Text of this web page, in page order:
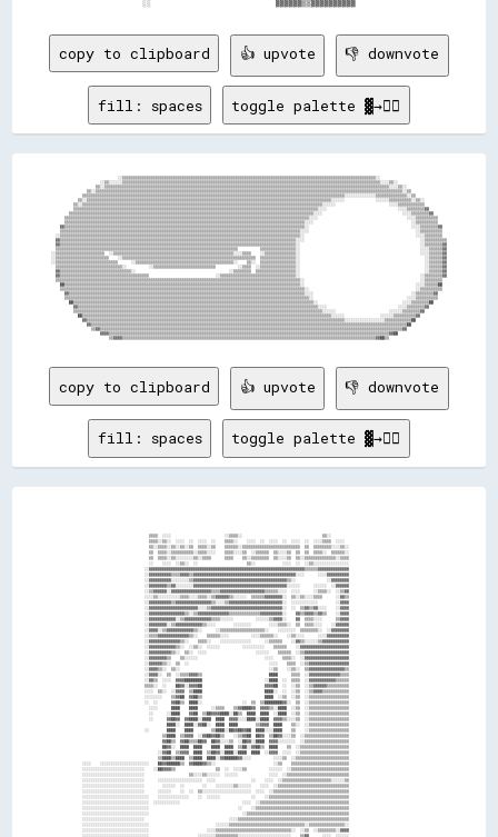
copy to clipboard 👍 upvote 👎 downvote
fill: spaces toggle palette ▓→✊🏽
          ▒▒▒▒▒▒▒▒▒▒▒▒▒▒▒▒▒▒▒▒▒▒▒▒▒▒▒▒▒▒▒▒▒▒▒▒▒▒▒▒▒▒▒▒▒▒▒▒▒▒▒▒▒▒▒▒▒▒▒▒▒▒▒▒▒▒▒▒▒▒▒▒▒▒▒▒▒▒▒▒▒▒▒▒▒▒▒▒▒▒▒▒▒▒▒▒▒▒▒▒▒▒▒▒▒▒▒▒▒▒░░░░                                ░░░░▒▒▒▒▒▒▒▒▓▓
        ▒▒▒▒▒▒▒▒▒▒▒▒▒▒▒▒▒▒▒▒▒▒▒▒▒▒▒▒▒▒▒▒▒▒▒▒▒▒▒▒▒▒▒▒▒▒▒▒▒▒▒▒▒▒▒▒▒▒▒▒▒▒▒▒▒▒▒▒▒▒▒▒▒▒▒▒▒▒▒▒▒▒▒▒▒▒▒▒▒▒▒▒▒▒▒▒▒▒▒▒▒▒▒▒▒▒▒▒▒▒░░░░                                    ░░░░▒▒▒▒▒▒▒▒▓▓
    ▓▓▒▒▒▒▒▒▒▒▒▒▒▒▒▒▒▒▒▒▒▒▒▒▒▒▒▒▒▒▒▒▒▒▒▒▒▒▒▒▒▒▒▒▒▒▒▒▒▒▒▒▒▒▒▒▒▒▒▒▒▒▒▒▒▒▒▒▒▒▒▒▒▒▒▒▒▒▒▒▒▒▒▒▒▒▒▒▒▒▒▒▒▒▒▒▒▒▒▒▒▒▒▒▒▒▒▒▒▒░░                                              ░░░░▒▒▒▒▒▒▒▒▓▓
  ▓▓▒▒▒▒▒▒▒▒▒▒▒▒▒▒▒▒▒▒▒▒▒▒▒▒▒▒▒▒▒▒▒▒▒▒▒▒▒▒▒▒▒▒▒▒▒▒▒▒▒▒▒▒▒▒▒▒▒▒▒▒▒▒▒▒▒▒▒▒▒▒▒▒▒▒▒▒▒▒▒▒▒▒▒▒▒▒▒▒▒▒▒▒▒▒▒▒▒▒▒▒▒▒▒▒▒▒░░░░                                                    ░░▒▒▒▒▒▒▒▒▒▒
  ▓▓▒▒▒▒▒▒▒▒▒▒▒▒▒▒▒▒▒▒▒▒▒▒▒▒▒▒▒▒▒▒▒▒▒▒▒▒▒▒▒▒▒▒▒▒▒▒▒▒▒▒▒▒▒▒▒▒▒▒▒▒▒▒▒▒▒▒▒▒▒▒▒▒▒▒▒▒▒▒▒▒▒▒▒▒▒▒▒▒▒▒▒▒▒▒▒▒▒▒▒▒▒▒▒▒▒▒░░                                                      ░░▒▒▒▒▒▒▒▒▓▓
  ▒▒▒▒▒▒▒▒▒▒▒▒▒▒▒▒▒▒▒▒▒▒▒▒▒▒▒▒▒▒▒▒▒▒▒▒▒▒▒▒▒▒▒▒▒▒▒▒▒▒▒▒▒▒▒▒▒▒▒▒▒▒▒▒▒▒▒▒▒▒▒▒▒▒▒▒▒▒▒▒▒▒          ▒▒▒▒▒▒▒▒▒▒▒▒▒▒▒▒░░                                                      ░░░░▒▒▒▒▒▒▓▓
░░▒▒▒▒▒▒▒▒▒▒▒▒▒▒▒▒▒▒▒▒▒▒  ░░▒▒▒▒▒▒▒▒▒▒▒▒▒▒▒▒▒▒▒▒▒▒▒▒▒▒▒▒▒▒▒▒▒▒▒▒▒▒▒▒▒▒▒▒▒▒▒▒▒▒▒▒▒▒░░░░▒▒▒▒    ░░▒▒▒▒▒▒▒▒▒▒▒▒▒▒░░                                                      ░░░░▒▒▒▒▒▒▓▓
░░▒▒▒▒▒▒▒▒▒▒▒▒▒▒▒▒▒▒▒▒▒▒▒▒    ░░▒▒▒▒▒▒▒▒▒▒▒▒▒▒▒▒▒▒▒▒▒▒▒▒▒▒▒▒▒▒▒▒▒▒▒▒▒▒▒▒▒▒▒▒▒▒▒▒▒▒▒▒▒▒▒▒▒▒▒▒  ▒▒▒▒▒▒▒▒▒▒▒▒▒▒▒▒░░                                                        ░░▒▒▒▒▒▒▓▓
░░▒▒▒▒▒▒▒▒▒▒▒▒▒▒▒▒▒▒▒▒▒▒▒▒▒▒▒▒      ░░▒▒▒▒▒▒▒▒▒▒▒▒▒▒▒▒▒▒▒▒▒▒▒▒▒▒▒▒▒▒▒▒▒▒▒▒▒▒▒▒▒▒▒▒░░    ▒▒░░  ▒▒▒▒▒▒▒▒▒▒▒▒▒▒▒▒░░                                                        ░░▒▒▒▒▒▒▓▓
  ▒▒▒▒▒▒▒▒▒▒▒▒▒▒▒▒▒▒▒▒▒▒▒▒▒▒▒▒▒▒░░          ░░▒▒▒▒▒▒▒▒▒▒▒▒▒▒▒▒▒▒▒▒▒▒▒▒▒▒▒▒          ░░▒▒▒▒  ░░▒▒▒▒▒▒▒▒▒▒▒▒▒▒▒▒░░                                                        ░░▒▒▒▒▒▒▓▓
  ▓▓▒▒▒▒▒▒▒▒▒▒▒▒▒▒▒▒▒▒▒▒▒▒▒▒▒▒▒▒▒▒▒▒░░                                          ░░▒▒▒▒▒▒▒▒  ▒▒▒▒▒▒▒▒▒▒▒▒▒▒▒▒▒▒░░                                                        ░░▒▒▒▒▒▒▓▓
  ▓▓▒▒▒▒▒▒▒▒▒▒▒▒▒▒▒▒▒▒▒▒▒▒▒▒▒▒▒▒▒▒▒▒▒▒▒▒▒▒▒▒                              ░░▒▒▒▒▒▒▒▒▒▒▒▒▒▒▒▒▒▒▒▒▒▒▒▒▒▒▒▒▒▒▒▒▒▒░░                                                      ░░▒▒▒▒▒▒▒▒▓▓
    ██▒▒▒▒▒▒▒▒▒▒▒▒▒▒▒▒▒▒▒▒▒▒▒▒▒▒▒▒▒▒▒▒▒▒▒▒▒▒▒▒▒▒▒▒▒▒▒▒▒▒▒▒▒▒▒▒▒▒▒▒▒▒▒▒▒▒▒▒▒▒▒▒▒▒▒▒▒▒▒▒▒▒▒▒▒▒▒▒▒▒▒▒▒▒▒▒▒▒▒▒▒▒▒▒▒▒░░                                                  ░░░░▒▒▒▒▒▒██
      ▓▓▒▒▒▒▒▒▒▒▒▒▒▒▒▒▒▒▒▒▒▒▒▒▒▒▒▒▒▒▒▒▒▒▒▒▒▒▒▒▒▒▒▒▒▒▒▒▒▒▒▒▒▒▒▒▒▒▒▒▒▒▒▒▒▒▒▒▒▒▒▒▒▒▒▒▒▒▒▒▒▒▒▒▒▒▒▒▒▒▒▒▒▒▒▒▒▒▒▒▒▒▒▒▒▒▒▒░░░░                                            ░░▒▒▒▒▒▒▒▒▓▓
        ██▒▒▒▒▒▒▒▒▒▒▒▒▒▒▒▒▒▒▒▒▒▒▒▒▒▒▒▒▒▒▒▒▒▒▒▒▒▒▒▒▒▒▒▒▒▒▒▒▒▒▒▒▒▒▒▒▒▒▒▒▒▒▒▒▒▒▒▒▒▒▒▒▒▒▒▒▒▒▒▒▒▒▒▒▒▒▒▒▒▒▒▒▒▒▒▒▒▒▒▒▒▒▒▒▒▒▒▒░░                                      ░░░░▒▒▒▒▒▒▒▒██
          ▓▓▒▒▒▒▒▒▒▒▒▒▒▒▒▒▒▒▒▒▒▒▒▒▒▒▒▒▒▒▒▒▒▒▒▒▒▒▒▒▒▒▒▒▒▒▒▒▒▒▒▒▒▒▒▒▒▒▒▒▒▒▒▒▒▒▒▒▒▒▒▒▒▒▒▒▒▒▒▒▒▒▒▒▒▒▒▒▒▒▒▒▒▒▒▒▒▒▒▒▒▒▒▒▒▒▒▒▒▒░░░░                                ░░░░▒▒▒▒▒▒▒▒▓▓
          ▒▒▒▒▒▒▒▒▒▒▒▒▒▒▒▒▒▒▒▒▒▒▒▒▒▒▒▒▒▒▒▒▒▒▒▒▒▒▒▒▒▒▒▒▒▒▒▒▒▒▒▒▒▒▒▒▒▒▒▒▒▒▒▒▒▒▒▒▒▒▒▒▒▒▒▒▒▒▒▒▒▒▒▒▒▒▒▒▒▒▒▒▒▒▒▒▒▒▒▒▒▒▒▒▒▒▒▒▒▒▒▒░░░░░░                        ░░░░░░▒▒▒▒▒▒▒▒▓▓
            ██▒▒▒▒▒▒▒▒▒▒▒▒▒▒▒▒▒▒▒▒▒▒▒▒▒▒▒▒▒▒▒▒▒▒▒▒▒▒▒▒▒▒▒▒▒▒▒▒▒▒▒▒▒▒▒▒▒▒▒▒▒▒▒▒▒▒▒▒▒▒▒▒▒▒▒▒▒▒▒▒▒▒▒▒▒▒▒▒▒▒▒▒▒▒▒▒▒▒▒▒▒▒▒▒▒▒▒▒▒▒▒▒░░░░░░                ░░░░░░▒▒▒▒▒▒▒▒▒▒▓▓
              ▓▓▒▒▒▒▒▒▒▒▒▒▒▒▒▒▒▒▒▒▒▒▒▒▒▒▒▒▒▒▒▒▒▒▒▒▒▒▒▒▒▒▒▒▒▒▒▒▒▒▒▒▒▒▒▒▒▒▒▒▒▒▒▒▒▒▒▒▒▒▒▒▒▒▒▒▒▒▒▒▒▒▒▒▒▒▒▒▒▒▒▒▒▒▒▒▒▒▒▒▒▒▒▒▒▒▒▒▒▒▒▒▒▒▒▒▒▒░░░░░░░░░░░░░░░░░░▒▒▒▒▒▒▒▒▒▒▒▒██
                ▓▓▒▒▒▒▒▒▒▒▒▒▒▒▒▒▒▒▒▒▒▒▒▒▒▒▒▒▒▒▒▒▒▒▒▒▒▒▒▒▒▒▒▒▒▒▒▒▒▒▒▒▒▒▒▒▒▒▒▒▒▒▒▒▒▒▒▒▒▒▒▒▒▒▒▒▒▒▒▒▒▒▒▒▒▒▒▒▒▒▒▒▒▒▒▒▒▒▒▒▒▒▒▒▒▒▒▒▒▒▒▒▒▒▒▒▒▒▒▒▒▒▒▒▒▒▒▒▒▒▒▒▒▒▒▒▒▒▒▒▒▒▒▒██
                  ▒▒▓▓▒▒▒▒▒▒▒▒▒▒▒▒▒▒▒▒▒▒▒▒▒▒▒▒▒▒▒▒▒▒▒▒▒▒▒▒▒▒▒▒▒▒▒▒▒▒▒▒▒▒▒▒▒▒▒▒▒▒▒▒▒▒▒▒▒▒▒▒▒▒▒▒▒▒▒▒▒▒▒▒▒▒▒▒▒▒▒▒▒▒▒▒▒▒▒▒▒▒▒▒▒▒▒▒▒▒▒▒▒▒▒▒▒▒▒▒▒▒▒▒▒▒▒▒▒▒▒▒▒▒▒▒▒▒▒▒▓▓
                      ▓▓▓▓▒▒▒▒▒▒▒▒▒▒▒▒▒▒▒▒▒▒▒▒▒▒▒▒▒▒▒▒▒▒▒▒▒▒▒▒▒▒▒▒▒▒▒▒▒▒▒▒▒▒▒▒▒▒▒▒▒▒▒▒▒▒▒▒▒▒▒▒▒▒▒▒▒▒▒▒▒▒▒▒▒▒▒▒▒▒▒▒▒▒▒▒▒▒▒▒▒▒▒▒▒▒▒▒▒▒▒▒▒▒▒▒▒▒▒▒▒▒▒▒▒▒▒▒▒▒▓▓██
copy to clipboard 👍 upvote 👎 downvote
fill: spaces toggle palette ▓→✊🏽